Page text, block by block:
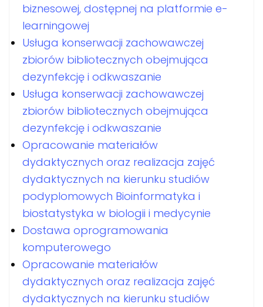
biznesowej, dostępnej na platformie e-
learningowej
Usługa konserwacji zachowawczej
zbiorów bibliotecznych obejmująca
dezynfekcję i odkwaszanie
Usługa konserwacji zachowawczej
zbiorów bibliotecznych obejmująca
dezynfekcję i odkwaszanie
Opracowanie materiałów
dydaktycznych oraz realizacja zajęć
dydaktycznych na kierunku studiów
podyplomowych Bioinformatyka i
biostatystyka w biologii i medycynie
Dostawa oprogramowania
komputerowego
Opracowanie materiałów
dydaktycznych oraz realizacja zajęć
dydaktycznych na kierunku studiów